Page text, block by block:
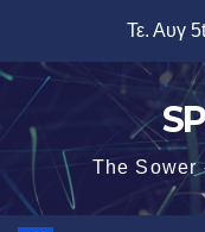
περιεχόμενο
Τε. Αυγ
The Sower